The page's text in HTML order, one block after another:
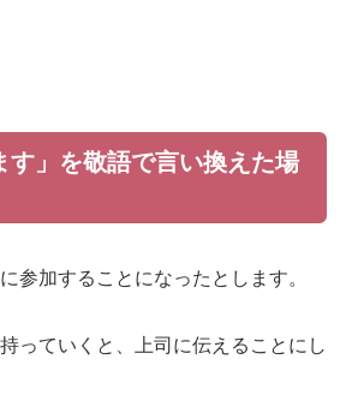
す」を敬語で言い換えた場
参加することになったとします。
っていくと、上司に伝えることにし